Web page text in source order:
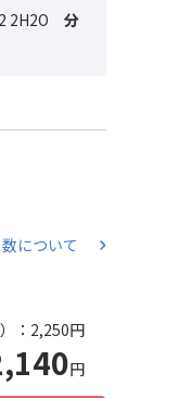
2H2O 分
について
： 2,250円
円